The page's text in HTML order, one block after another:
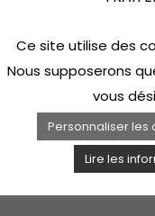
Ce site utilise des
Nous supposerons
vous
Personnaliser les
Lire les